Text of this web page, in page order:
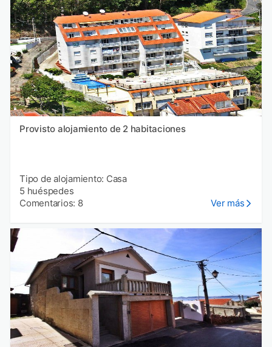
Provisto alojamiento de 2 habitaciones
Tipo de alojamiento: Casa
5 huéspedes
Comentarios: 8
Ver más